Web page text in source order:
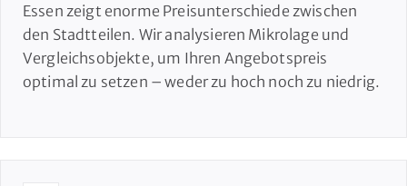
Essen zeigt enorme Preisunterschiede zwischen
den Stadtteilen. Wir analysieren Mikrolage und
Vergleichsobjekte, um Ihren Angebotspreis
optimal zu setzen – weder zu hoch noch zu niedrig.